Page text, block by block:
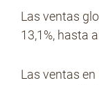
Las ventas
13,1%, hasta
Las ventas en